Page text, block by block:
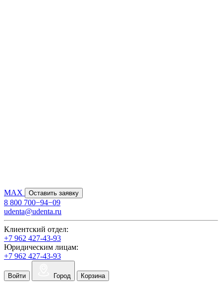
MAX Оставить заявку
8 800 700−94−09
udenta@udenta.ru
Клиентский отдел:
+7 962 427-43-93
Юридическим лицам:
+7 962 427-43-93
Войти Город Корзина